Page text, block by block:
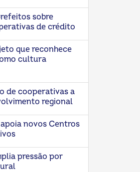
sobre
de crédito
que reconhece
cultura
de cooperativas a
regional
novos Centros
pressão por